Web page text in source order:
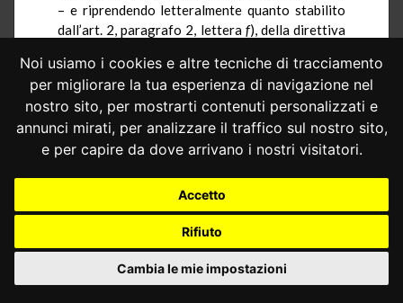
Noi usiamo i cookies e altre tecniche di tracciamento
per migliorare la tua esperienza di navigazione nel
nostro sito, per mostrarti contenuti personalizzati e
annunci mirati, per analizzare il traffico sul nostro sito,
e per capire da dove arrivano i nostri visitatori.
Accetto
Rifiuto
Cambia le mie impostazioni
– e riprendendo letteralmente quanto stabilito
dall’art. 2, paragrafo 2, lettera f), della direttiva
Consiglio – ha previsto, al comma 1, letteraf),
che dall’applicazione della disciplina sui rifiuti
sono escluse, tra l’altro, «le materie fecali, se
non contemplate dal comma 2, lettera b), paglia,
sfalci e potature, nonché altro materiale
utilizzati in agricoltura, nella selvicoltura o per
la produzione di energia da tale biomassa
mediante processi o metodi che non
danneggiano l’ambiente né mettono in pericolo
la salute umana». Alla luce di questo nuovo
quadro normativo, è mutata altresì la